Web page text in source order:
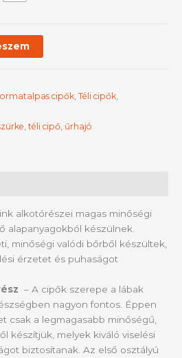
cipők Téli cipők
téli cipő űrhajó
alkotórészei magas minőségi
alapanyagokból készülnek.
minőségi valódi bőrből készültek,
érzetet és puhaságot
– A cipők szerepe a lábak
nagyon fontos. Éppen
csak a legmagasabb minőségű,
készítjük, melyek kiváló viselési
biztosítanak. Az első osztályú